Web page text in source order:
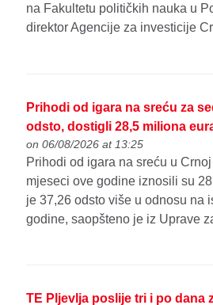
na Fakultetu političkih nauka u
direktor Agencije za investicije
Prihodi od igara na sreću za
odsto, dostigli 28,5 miliona
on 06/08/2026 at 13:25
Prihodi od igara na sreću u
mjeseci ove godine iznosili su
je 37,26 odsto više u odnosu na
godine, saopšteno je iz Uprave
TE Pljevlja poslije tri i po dana